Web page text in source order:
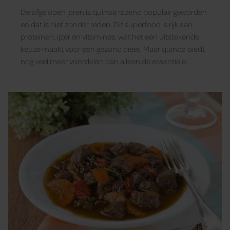
De afgelopen jaren is quinoa razend populair geworden
en dat is niet zonder reden. Dit superfood is rijk aan
proteïnen, ijzer en vitamines, wat het een uitstekende
keuze maakt voor een gezond dieet. Maar quinoa biedt
nog veel meer voordelen dan alleen de essentiële